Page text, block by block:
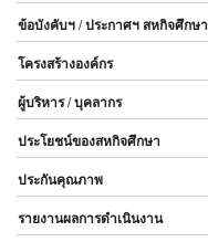
ข้อบังคับฯ / ประกาศฯ สหกิจศึกษา
โครงสร้างองค์กร
ผู้บริหาร / บุคลากร
ประโยชน์ของสหกิจศึกษา
ประกันคุณภาพ
รายงานผลการดำเนินงาน